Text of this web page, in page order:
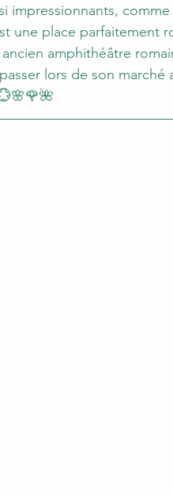
impressionnants,
une place parfaitement
amphithéâtre
lors de son